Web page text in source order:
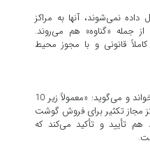
داده نمی‌شوند، آنها به مراکز
جمله «گناوه» هم می‌روند.
قانونی و با مجوز محیط
او اینگونه انتقال‌ها را هم محدود می‌خواند و می‌گوید: «معمولاً زیر 10
مجاز تکثیر برای فروش گوشت
هم تأیید و تأکید می‌کند که